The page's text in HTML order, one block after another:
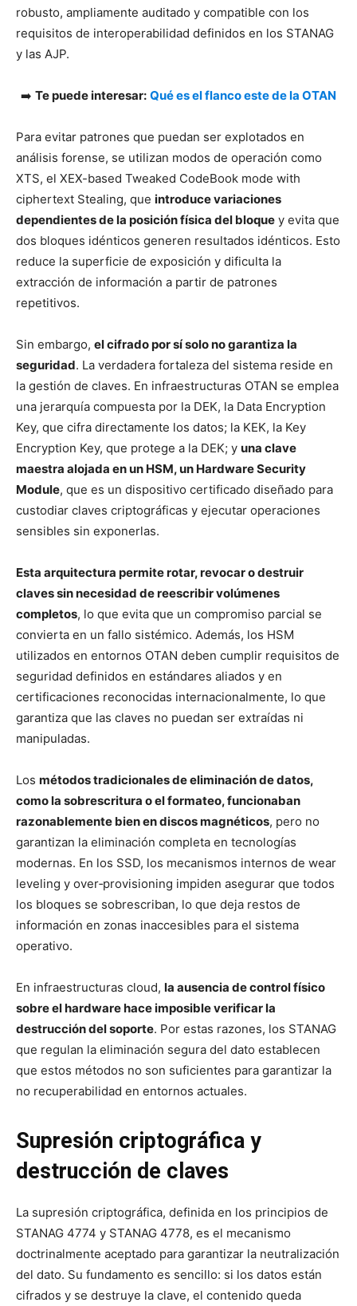
robusto, ampliamente auditado y compatible con los
requisitos de interoperabilidad definidos en los STANAG
y las AJP.
➡️ Te puede interesar: Qué es el flanco este de la OTAN
Para evitar patrones que puedan ser explotados en
análisis forense, se utilizan modos de operación como
XTS, el XEX-based Tweaked CodeBook mode with
ciphertext Stealing, que introduce variaciones
dependientes de la posición física del bloque y evita que
dos bloques idénticos generen resultados idénticos. Esto
reduce la superficie de exposición y dificulta la
extracción de información a partir de patrones
repetitivos.
Sin embargo, el cifrado por sí solo no garantiza la
seguridad. La verdadera fortaleza del sistema reside en
la gestión de claves. En infraestructuras OTAN se emplea
una jerarquía compuesta por la DEK, la Data Encryption
Key, que cifra directamente los datos; la KEK, la Key
Encryption Key, que protege a la DEK; y una clave
maestra alojada en un HSM, un Hardware Security
Module, que es un dispositivo certificado diseñado para
custodiar claves criptográficas y ejecutar operaciones
sensibles sin exponerlas.
Esta arquitectura permite rotar, revocar o destruir
claves sin necesidad de reescribir volúmenes
completos, lo que evita que un compromiso parcial se
convierta en un fallo sistémico. Además, los HSM
utilizados en entornos OTAN deben cumplir requisitos de
seguridad definidos en estándares aliados y en
certificaciones reconocidas internacionalmente, lo que
garantiza que las claves no puedan ser extraídas ni
manipuladas.
Los métodos tradicionales de eliminación de datos,
como la sobrescritura o el formateo, funcionaban
razonablemente bien en discos magnéticos, pero no
garantizan la eliminación completa en tecnologías
modernas. En los SSD, los mecanismos internos de wear
leveling y over‑provisioning impiden asegurar que todos
los bloques se sobrescriban, lo que deja restos de
información en zonas inaccesibles para el sistema
operativo.
En infraestructuras cloud, la ausencia de control físico
sobre el hardware hace imposible verificar la
destrucción del soporte. Por estas razones, los STANAG
que regulan la eliminación segura del dato establecen
que estos métodos no son suficientes para garantizar la
no recuperabilidad en entornos actuales.
Supresión criptográfica y
destrucción de claves
La supresión criptográfica, definida en los principios de
STANAG 4774 y STANAG 4778, es el mecanismo
doctrinalmente aceptado para garantizar la neutralización
del dato. Su fundamento es sencillo: si los datos están
cifrados y se destruye la clave, el contenido queda